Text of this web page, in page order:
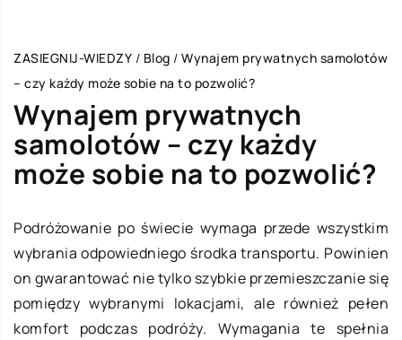
ZASIEGNIJ-WIEDZY / Blog / Wynajem prywatnych samolotów
– czy każdy może sobie na to pozwolić?
Wynajem prywatnych
samolotów – czy każdy
może sobie na to pozwolić?
Podróżowanie po świecie wymaga przede wszystkim
wybrania odpowiedniego środka transportu. Powinien
on gwarantować nie tylko szybkie przemieszczanie się
pomiędzy wybranymi lokacjami, ale również pełen
komfort podczas podróży. Wymagania te spełnia